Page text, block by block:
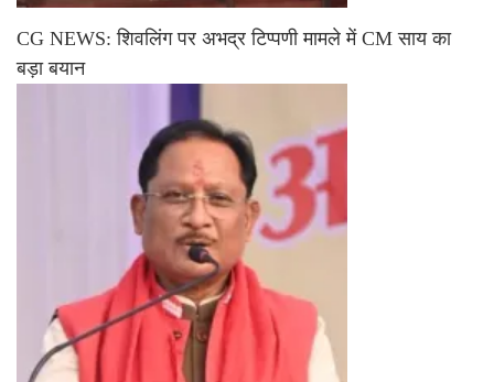
CG NEWS: शिवलिंग पर अभद्र टिप्पणी मामले में CM साय का
बड़ा बयान